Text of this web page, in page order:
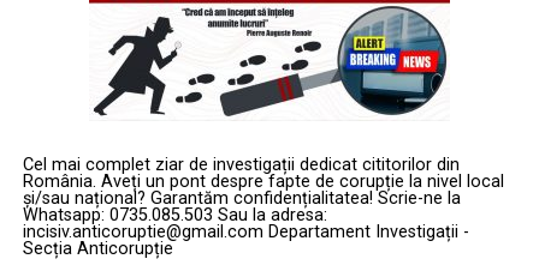
Cel mai complet ziar de investigații dedicat cititorilor din
România. Aveți un pont despre fapte de corupție la nivel local
și/sau național? Garantăm confidențialitatea! Scrie-ne la
Whatsapp: 0735.085.503 Sau la adresa:
incisiv.anticoruptie@gmail.com Departament Investigații -
Secția Anticorupție